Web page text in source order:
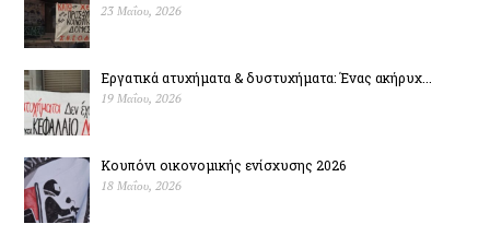
23 Μαΐου, 2026
Εργατικά ατυχήματα & δυστυχήµατα: Ένας ακήρυχ...
19 Μαΐου, 2026
Κουπόνι οικονομικής ενίσχυσης 2026
18 Μαΐου, 2026